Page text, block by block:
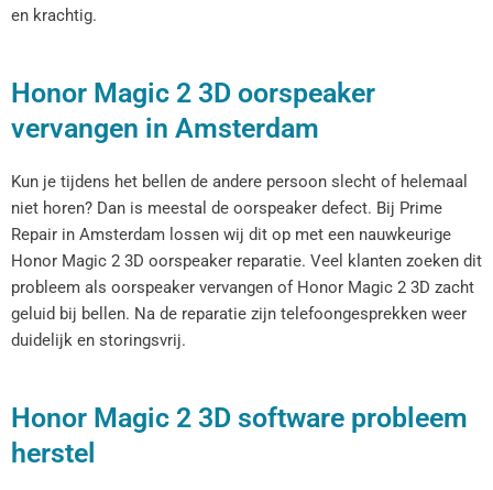
en krachtig.
Honor Magic 2 3D oorspeaker
vervangen in Amsterdam
Kun je tijdens het bellen de andere persoon slecht of helemaal
niet horen? Dan is meestal de oorspeaker defect. Bij Prime
Repair in Amsterdam lossen wij dit op met een nauwkeurige
Honor Magic 2 3D oorspeaker reparatie. Veel klanten zoeken dit
probleem als oorspeaker vervangen of Honor Magic 2 3D zacht
geluid bij bellen. Na de reparatie zijn telefoongesprekken weer
duidelijk en storingsvrij.
Honor Magic 2 3D software probleem
herstel